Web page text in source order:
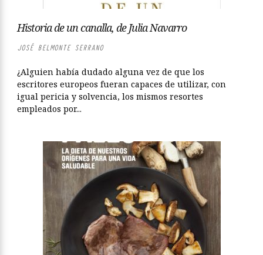
Historia de un canalla, de Julia Navarro
JOSÉ BELMONTE SERRANO
¿Alguien había dudado alguna vez de que los
escritores europeos fueran capaces de utilizar, con
igual pericia y solvencia, los mismos resortes
empleados por...